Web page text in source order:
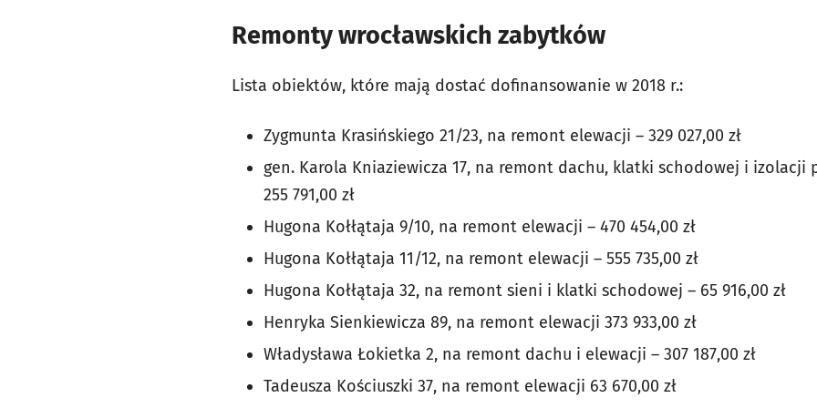
Remonty wrocławskich zabytków
Lista obiektów, które mają dostać dofinansowanie w 2018 r.:
Zygmunta Krasińskiego 21/23, na remont elewacji – 329 027,00 zł
gen. Karola Kniaziewicza 17, na remont dachu, klatki schodowej i izolacji
255 791,00 zł
Hugona Kołłątaja 9/10, na remont elewacji – 470 454,00 zł
Hugona Kołłątaja 11/12, na remont elewacji – 555 735,00 zł
Hugona Kołłątaja 32, na remont sieni i klatki schodowej – 65 916,00 zł
Henryka Sienkiewicza 89, na remont elewacji 373 933,00 zł
Władysława Łokietka 2, na remont dachu i elewacji – 307 187,00 zł
Tadeusza Kościuszki 37, na remont elewacji 63 670,00 zł